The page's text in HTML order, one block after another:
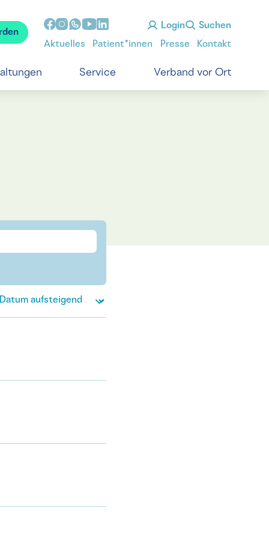
Login Suchen
Aktuelles Patient*innen Presse Kontakt
Service Verband vor Ort